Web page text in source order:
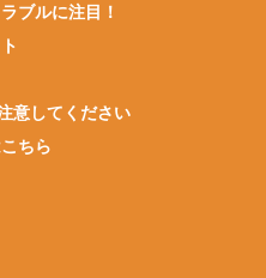
ブルに注目！
意してください
ちら